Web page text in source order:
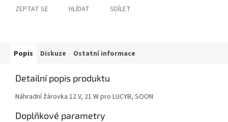
ZEPTAT SE HLÍDAT SDÍLET
Popis Diskuze Ostatní informace
Detailní popis produktu
Náhradní žárovka 12 V, 21 W pro LUCYB, SOON
Doplňkové parametry